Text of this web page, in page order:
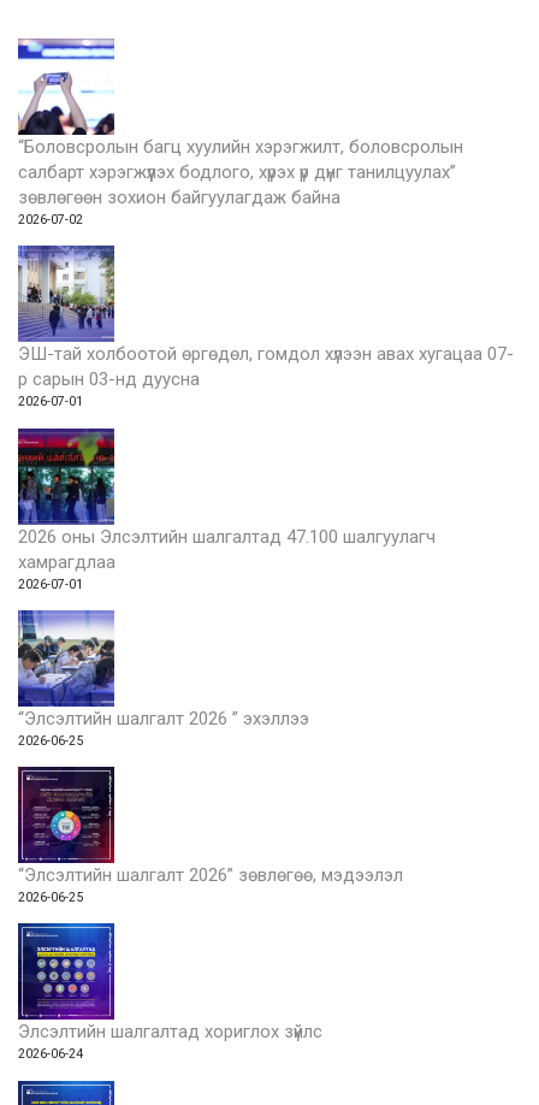
“Боловсролын багц хуулийн хэрэгжилт, боловсролын
салбарт хэрэгжүүлэх бодлого, хүрэх үр дүнг танилцуулах”
зөвлөгөөн зохион байгуулагдаж байна
2026-07-02
ЭШ-тай холбоотой өргөдөл, гомдол хүлээн авах хугацаа 07-
р сарын 03-нд дуусна
2026-07-01
2026 оны Элсэлтийн шалгалтад 47.100 шалгуулагч
хамрагдлаа
2026-07-01
“Элсэлтийн шалгалт 2026 ” эхэллээ
2026-06-25
“Элсэлтийн шалгалт 2026” зөвлөгөө, мэдээлэл
2026-06-25
Элсэлтийн шалгалтад хориглох зүйлс
2026-06-24